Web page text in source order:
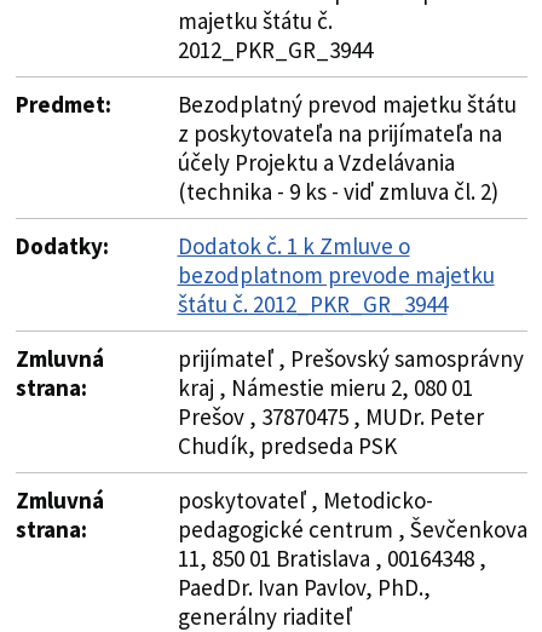
majetku štátu č.
2012_PKR_GR_3944
Predmet:
Bezodplatný prevod majetku štátu
z poskytovateľa na prijímateľa na
účely Projektu a Vzdelávania
(technika - 9 ks - viď zmluva čl. 2)
Dodatky:
Dodatok č. 1 k Zmluve o
bezodplatnom prevode majetku
štátu č. 2012_PKR_GR_3944
Zmluvná
strana:
prijímateľ , Prešovský samosprávny
kraj , Námestie mieru 2, 080 01
Prešov , 37870475 , MUDr. Peter
Chudík, predseda PSK
Zmluvná
strana:
poskytovateľ , Metodicko-
pedagogické centrum , Ševčenkova
11, 850 01 Bratislava , 00164348 ,
PaedDr. Ivan Pavlov, PhD.,
generálny riaditeľ